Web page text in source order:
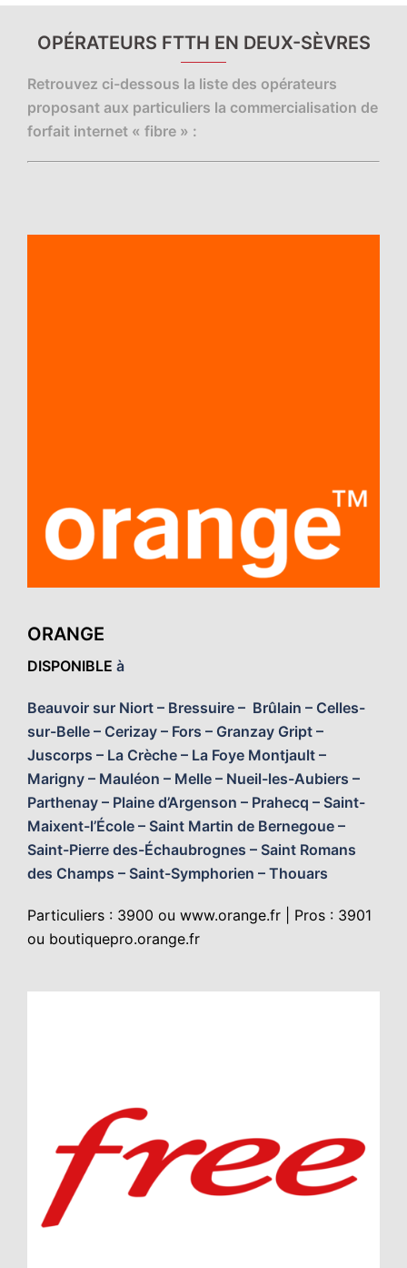
OPÉRATEURS FTTH EN DEUX-SÈVRES
Retrouvez ci-dessous la liste des opérateurs
proposant aux particuliers la commercialisation de
forfait internet « fibre » :
ORANGE
DISPONIBLE à
Beauvoir sur Niort – Bressuire – Brûlain – Celles-
sur-Belle – Cerizay – Fors – Granzay Gript –
Juscorps – La Crèche – La Foye Montjault –
Marigny – Mauléon – Melle – Nueil-les-Aubiers –
Parthenay – Plaine d’Argenson – Prahecq – Saint-
Maixent-l’École – Saint Martin de Bernegoue –
Saint-Pierre des-Échaubrognes – Saint Romans
des Champs – Saint-Symphorien – Thouars
Particuliers : 3900 ou www.orange.fr | Pros : 3901
ou boutiquepro.orange.fr